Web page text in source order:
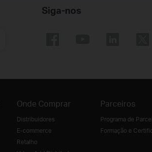
Siga-nos
Onde Comprar
Distribuidores
E-commerce
Retalho
Parceiros
Programa de
Formação e